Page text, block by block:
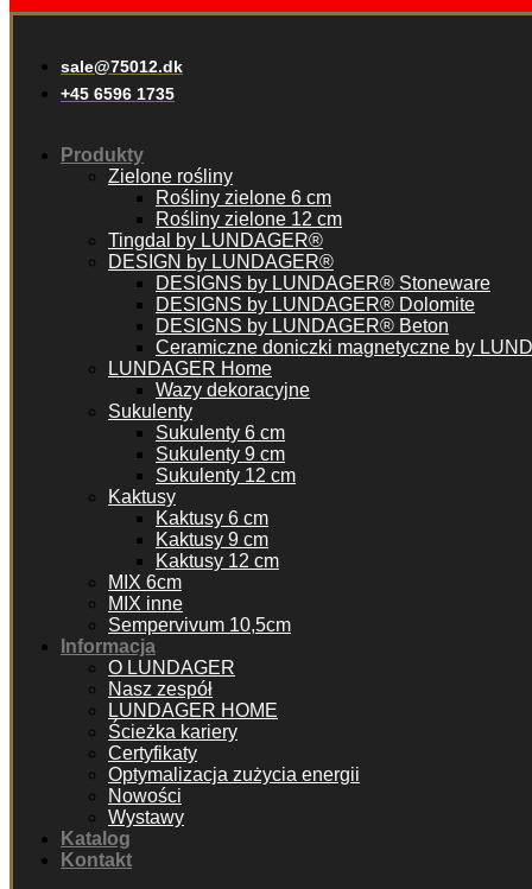
sale@75012.dk
+45 6596 1735
Produkty
Zielone rośliny
Rośliny zielone 6 cm
Rośliny zielone 12 cm
Tingdal by LUNDAGER®
DESIGN by LUNDAGER®
DESIGNS by LUNDAGER® Stoneware
DESIGNS by LUNDAGER® Dolomite
DESIGNS by LUNDAGER® Beton
Ceramiczne doniczki magnetyczne by
LUNDAGER Home
Wazy dekoracyjne
Sukulenty
Sukulenty 6 cm
Sukulenty 9 cm
Sukulenty 12 cm
Kaktusy
Kaktusy 6 cm
Kaktusy 9 cm
Kaktusy 12 cm
MIX 6cm
MIX inne
Sempervivum 10,5cm
Informacja
O LUNDAGER
Nasz zespół
LUNDAGER HOME
Ścieżka kariery
Certyfikaty
Optymalizacja zużycia energii
Nowości
Wystawy
Katalog
Kontakt